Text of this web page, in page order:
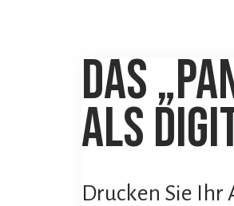
Das
als
Drucken Sie